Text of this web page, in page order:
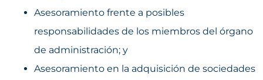
Asesoramiento frente a posibles
responsabilidades de los miembros del órgano
de administración; y
Asesoramiento en la adquisición de sociedades